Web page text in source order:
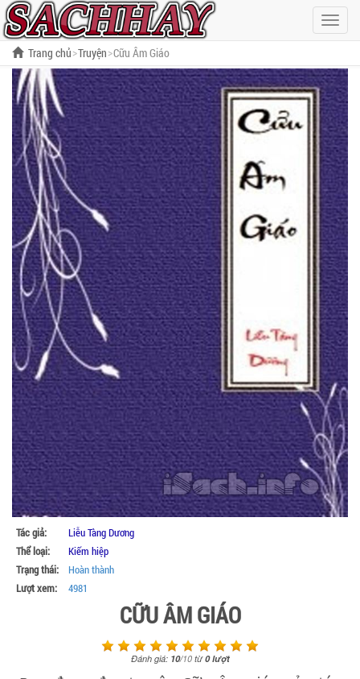
Hiện
menu
Trang chủ Truyện Cữu Âm Giáo
Tác giả:
Liễu Tàng Dương
Thể loại:
Kiếm hiệp
Trạng thái:
Hoàn thành
Lượt xem:
4981
CỮU ÂM GIÁO
Đánh giá: 10/10từ0lượt